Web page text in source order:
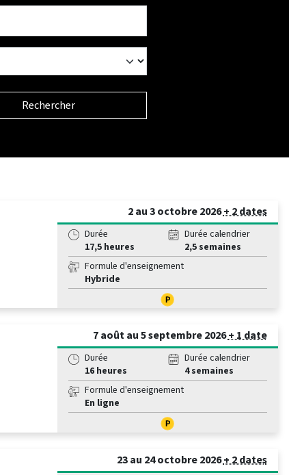
Rechercher
2 au 3 octobre 2026+ 2 dates
Durée
17,5 heures
Durée calendrier
2,5 semaines
Formule d'enseignement
Hybride
7 août au 5 septembre 2026+ 1 date
Durée
16 heures
Durée calendrier
4 semaines
Formule d'enseignement
En ligne
23 au 24 octobre 2026+ 2 dates